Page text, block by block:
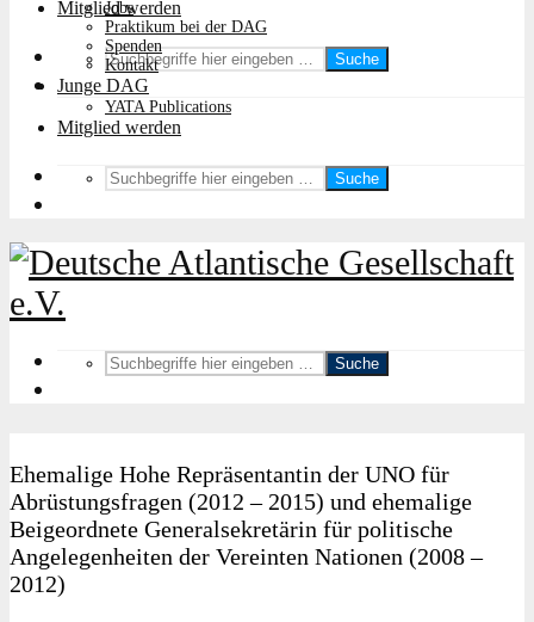
Mitglied werden
Suche
Jobs
Praktikum bei der DAG
Spenden
Kontakt
Junge DAG
YATA Publications
Mitglied werden
Suche
Suche
Ehemalige Hohe Repräsentantin der UNO für
Abrüstungsfragen (2012 – 2015) und ehemalige
Beigeordnete Generalsekretärin für politische
Angelegenheiten der Vereinten Nationen (2008 –
2012)